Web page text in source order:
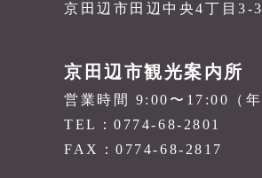
京田辺市田辺中央4丁目3-
京田辺市観光案内所
営業時間 9:00〜17:00（
TEL：0774-68-2801
FAX：0774-68-2817